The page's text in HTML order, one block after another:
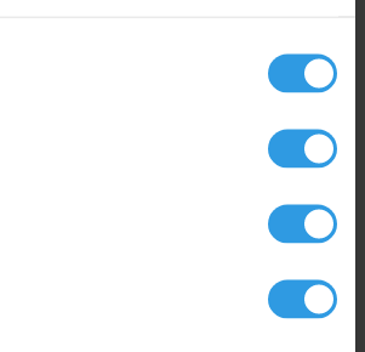
les outils ou utilisez un chiffon
térébenthine. Assurez donc toujours
pendant l’utilisation. Fermez
utilisation et conservez dans un
des gants de protection, une
et du visage. Ne pas manger, boire